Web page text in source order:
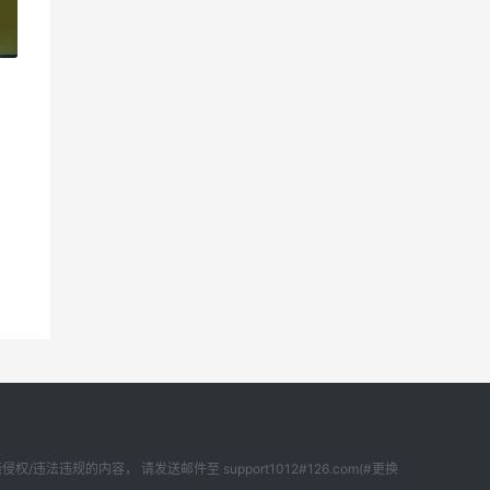
权/违法违规的内容， 请发送邮件至 support1012#126.com(#更换